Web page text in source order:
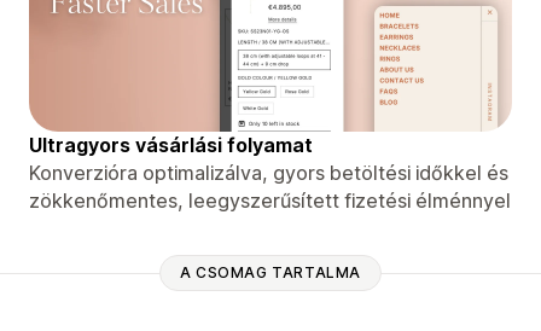
Ultragyors vásárlási folyamat
Konverzióra optimalizálva, gyors betöltési időkkel és
zökkenőmentes, leegyszerűsített fizetési élménnyel
A CSOMAG TARTALMA